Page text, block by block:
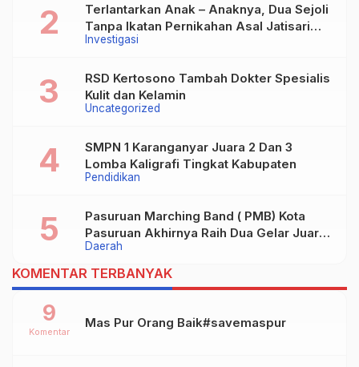
Investigasi
Terlantarkan Anak – Anaknya, Dua Sejoli
Tanpa Ikatan Pernikahan Asal Jatisari
Kecamatan Geger Madiun dan Maospati
Uncategorized
RSD Kertosono Tambah Dokter Spesialis
Kulit dan Kelamin
Pendidikan
SMPN 1 Karanganyar Juara 2 Dan 3
Lomba Kaligrafi Tingkat Kabupaten
Daerah
Pasuruan Marching Band ( PMB) Kota
Pasuruan Akhirnya Raih Dua Gelar Juara
Dalam Kejurprov Jatim 2024
KOMENTAR TERBANYAK
Mas Pur Orang Baik#savemaspur
9
Komentar